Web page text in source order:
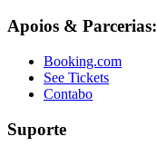
Apoios & Parcerias:
Booking.com
See Tickets
Contabo
Suporte